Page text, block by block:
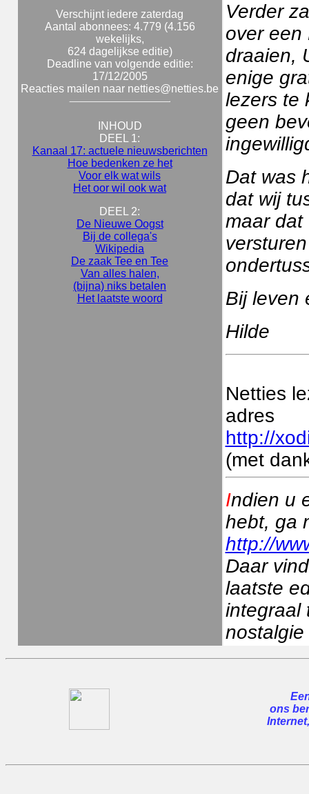
Verschijnt iedere zaterdag
Aantal abonnees: 4.779 (4.156
wekelijks,
624 dagelijkse editie)
Deadline van volgende editie:
17/12/2005
Reacties mailen naar netties@netties.be
INHOUD
DEEL 1:
Kanaal 17: actuele nieuwsberichten
Hoe bedenken ze het
Voor elk wat wils
Het oor wil ook wat
DEEL 2:
De Nieuwe Oogst
Bij de collega's
Wikipedia
De zaak Tee en Tee
Van alles halen,
(bijna) niks betalen
Het laatste woord
Verder
over een
draaien,
enige
lezers te
geen
Dat was
dat wij
maar dat
Bij leven
Hilde
Netties
adres
http://
(met
Indien u
hebt, ga
http://
Daar
laatste
integraal
nostalgie
ons